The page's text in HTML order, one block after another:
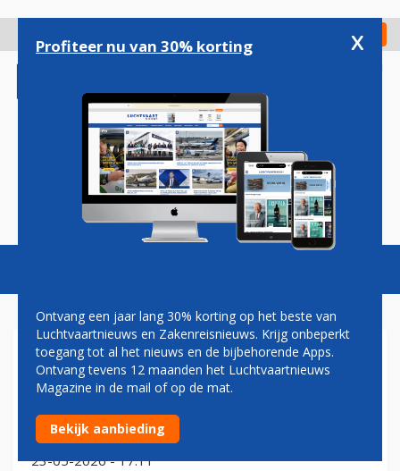
gaan
Check in
Magazine Podcasts Vacatures
FAA
United-vlucht wijkt uit na incident met passagier op
kruishoogte
23-05-2026 - 17:11
Profiteer nu van 30% korting x
Ontvang een jaar lang 30% korting op het beste van
Luchtvaartnieuws en Zakenreisnieuws. Krijg onbeperkt
toegang tot al het nieuws en de bijbehorende Apps.
Ontvang tevens 12 maanden het Luchtvaartnieuws
Magazine in de mail of op de mat.
Bekijk aanbieding